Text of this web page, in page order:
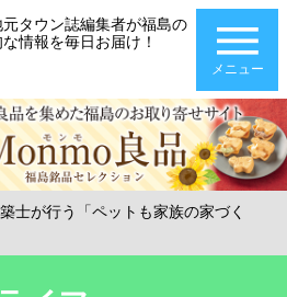
元タウン誌編集者が福島の
情報を毎日お届け！
メニュー
士が行う「ペットも家族の家づく